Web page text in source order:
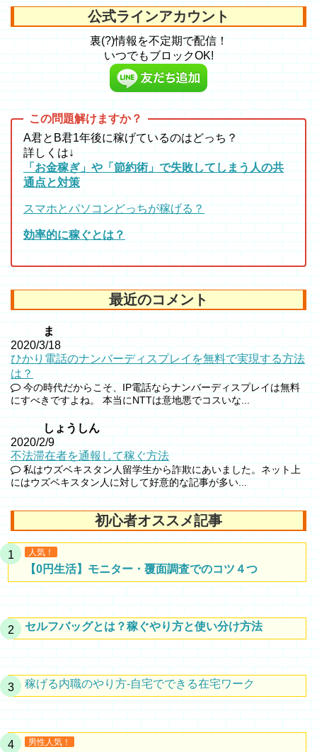
公式ラインアカウント
裏(?)情報を不定期で配信！
いつでもブロックOK!
A君とB君1年後に稼げているのはどっち？
詳しくは↓
「お金稼ぎ」や「節約術」で失敗してしまう人の共
通点と対策
スマホとパソコンどっちが稼げる？
効率的に稼ぐとは？
最近のコメント
ま
2020/3/18
ひかり電話のナンバーディスプレイを無料で実現する方法
は？
今の時代だからこそ、IP電話ならナンバーディスプレイは無料
にすべきですよね。 本当にNTTは意地悪でコスいな...
しょうしん
2020/2/9
不法滞在者を通報して稼ぐ方法
私はウズベキスタン人留学生から詐欺にあいました。ネット上
にはウズベキスタン人に対して好意的な記事が多い...
初心者オススメ記事
人気！
【0円生活】モニター・覆面調査でのコツ４つ
セルフバッグとは？稼ぐやり方と使い分け方法
稼げる内職のやり方-自宅でできる在宅ワーク
男性人気！